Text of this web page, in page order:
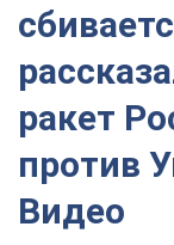
ракет
против
Видео